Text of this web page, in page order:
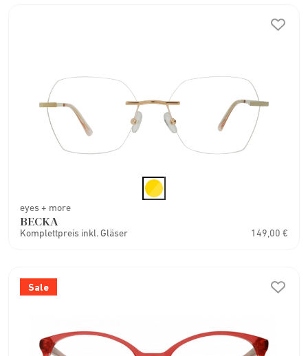
eyes + more
BECKA
Komplettpreis inkl. Gläser 149,00 €
Sale